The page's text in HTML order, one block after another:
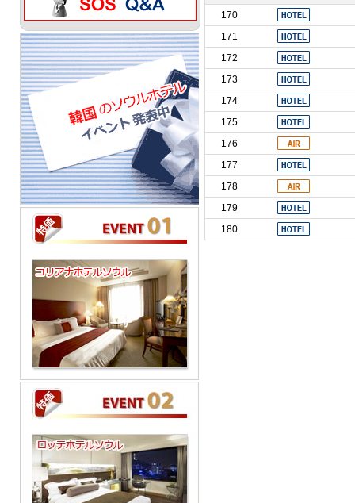
170
171
172
173
174
175
176
177
178
179
180